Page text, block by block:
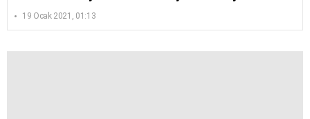
19 Ocak 2021, 01:13